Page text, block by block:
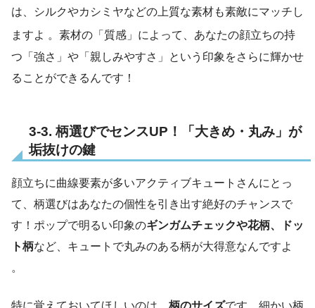
は、シルクやカシミヤなどの上質な素材も素敵にマッチし
ますよ 。素材の「質感」によって、あなたの顔立ちの持
つ「強さ」や「親しみやすさ」という印象をさらに輝かせ
ることができるんです！
3-3. 柄選びでセンスUP！「大きめ・丸み」が
垢抜けの鍵
顔立ちに曲線要素が多いアクティブキュートさんにとっ
て、柄選びはあなたの個性を引き出す絶好のチャンスで
す！ポップで明るい印象のギンガムチェックや花柄、ドッ
ト柄など、キュートで丸みのある柄が大得意なんですよ
。
特に覚えておいてほしいのは、 柄のサイズです。細かい柄